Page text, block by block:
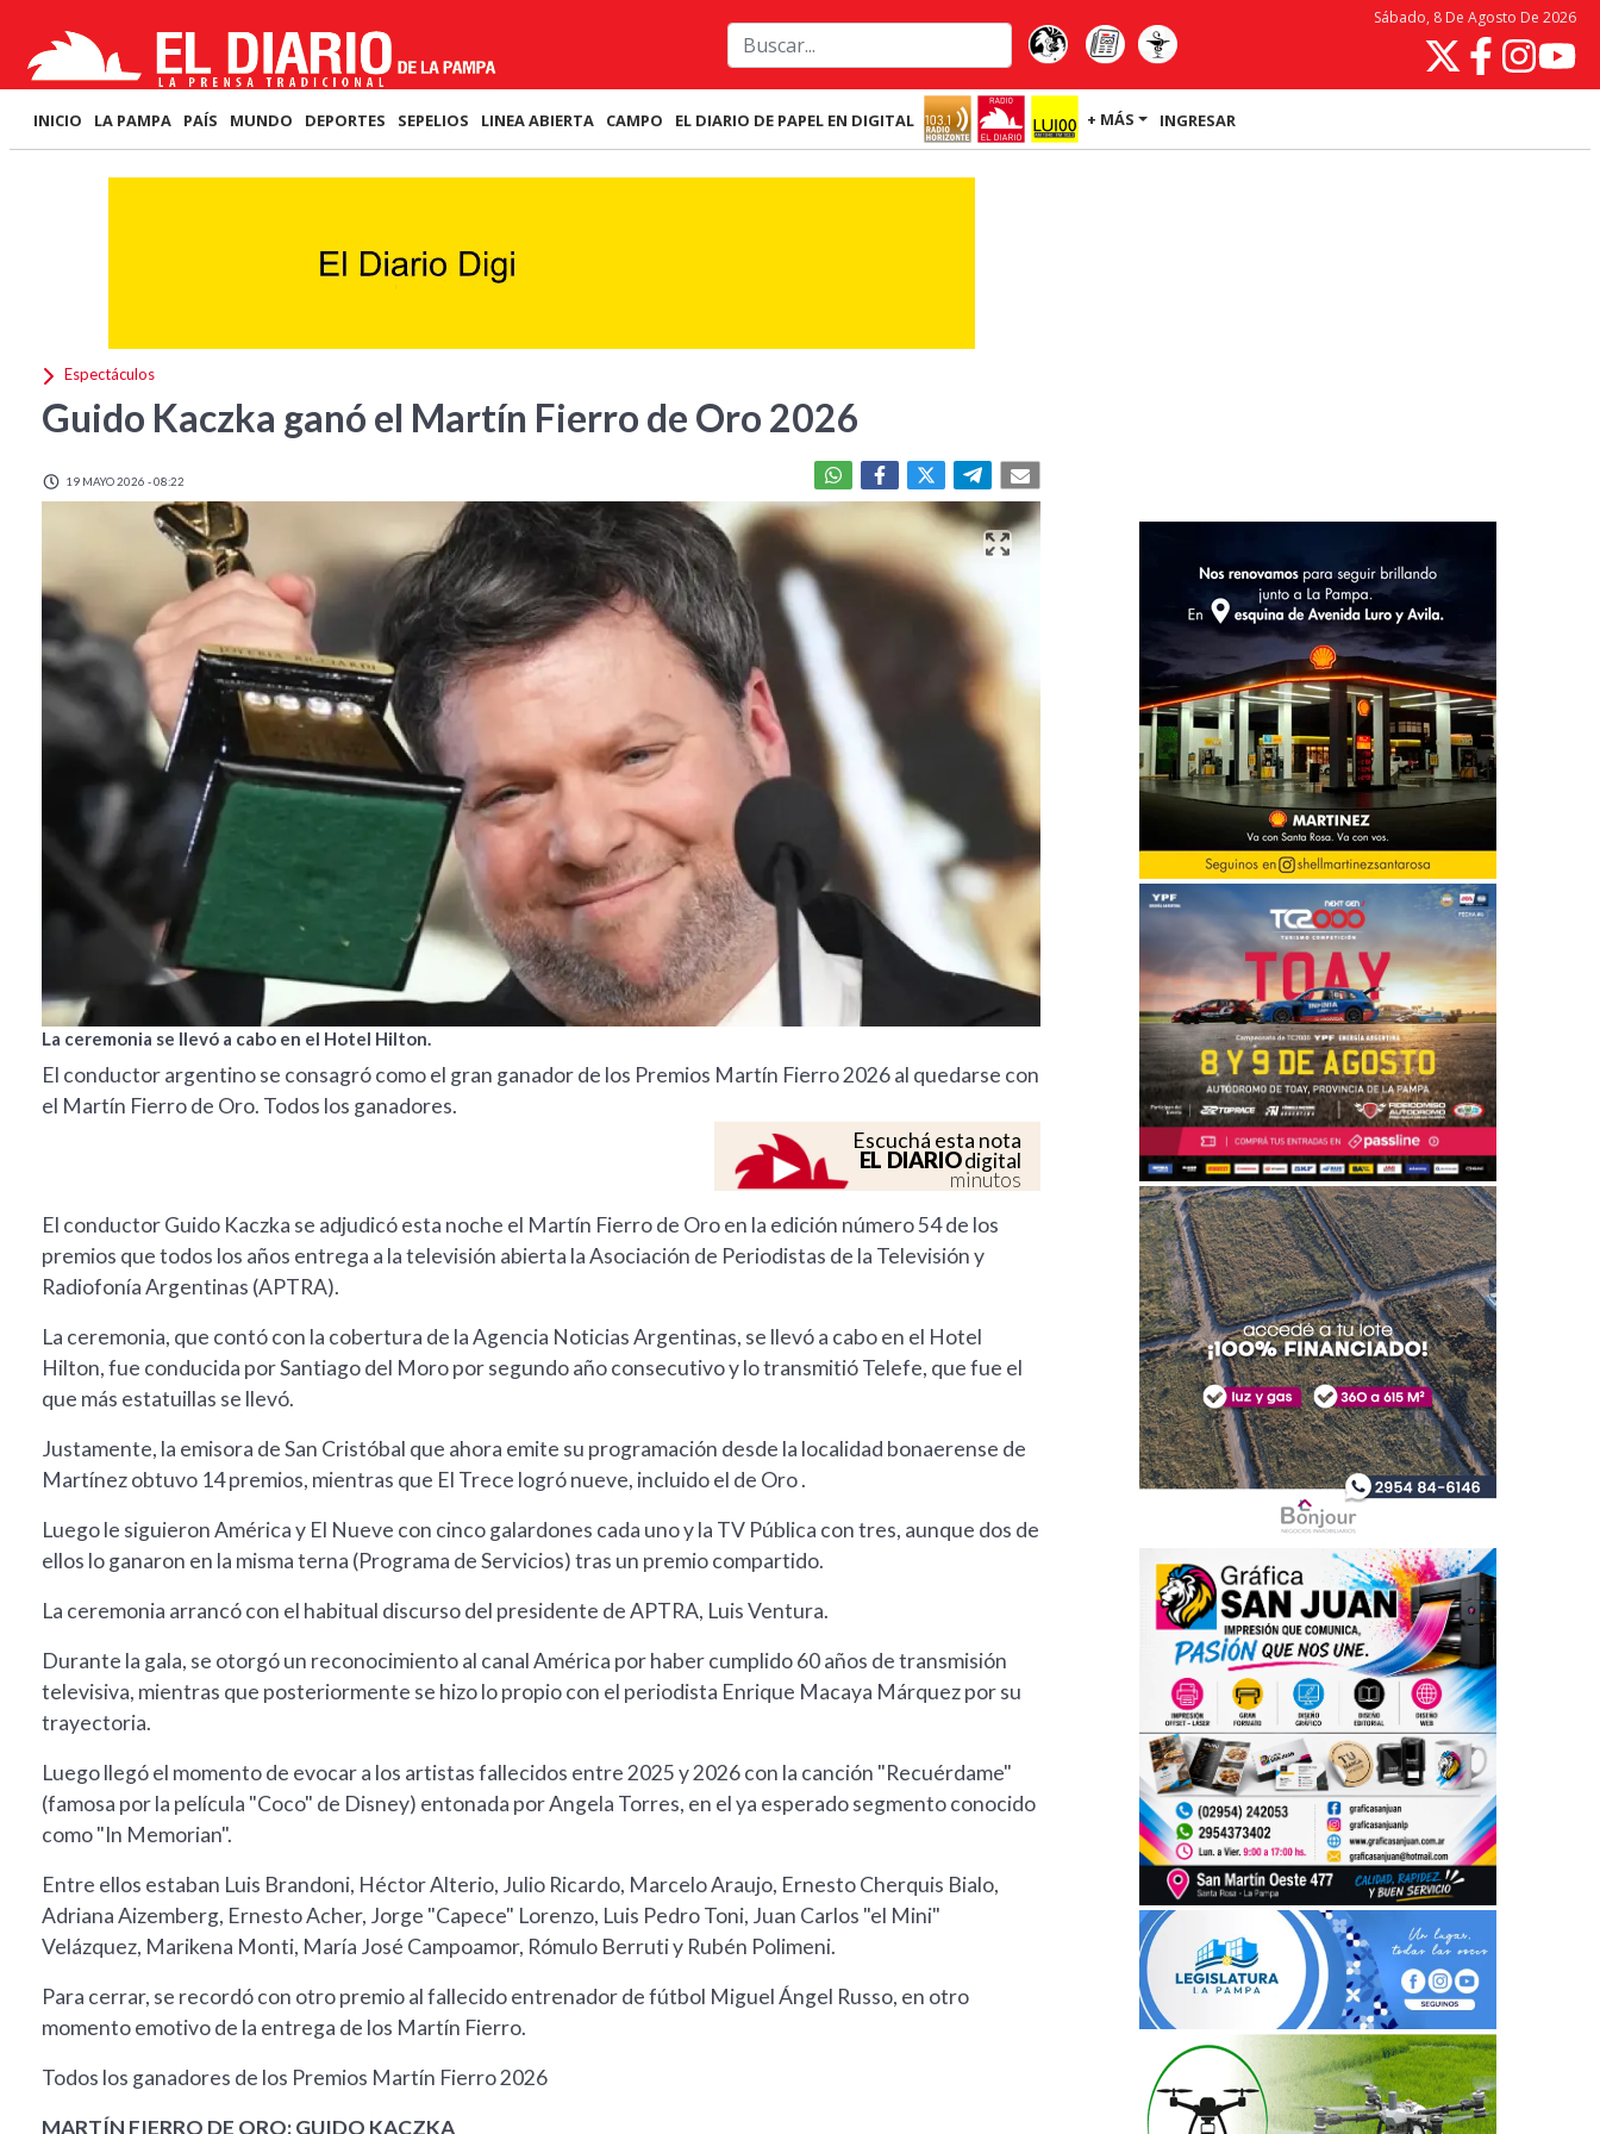
Sábado, 8 De Agosto De 2026
INICIO LA PAMPA PAÍS MUNDO DEPORTES SEPELIOS LINEA ABIERTA CAMPO EL DIARIO DE PAPEL EN DIGITAL + MÁS INGRESAR
Espectáculos
Guido Kaczka ganó el Martín Fierro de Oro 2026
19 MAYO 2026 - 08:22
La ceremonia se llevó a cabo en el Hotel Hilton.
El conductor argentino se consagró como el gran ganador de los Premios Martín Fierro 2026 al quedarse con
el Martín Fierro de Oro. Todos los ganadores.
Escuchá esta nota
EL DIARIOdigital
minutos
El conductor Guido Kaczka se adjudicó esta noche el Martín Fierro de Oro en la edición número 54 de los
premios que todos los años entrega a la televisión abierta la Asociación de Periodistas de la Televisión y
Radiofonía Argentinas (APTRA).
La ceremonia, que contó con la cobertura de la Agencia Noticias Argentinas, se llevó a cabo en el Hotel
Hilton, fue conducida por Santiago del Moro por segundo año consecutivo y lo transmitió Telefe, que fue el
que más estatuillas se llevó.
Justamente, la emisora de San Cristóbal que ahora emite su programación desde la localidad bonaerense de
Martínez obtuvo 14 premios, mientras que El Trece logró nueve, incluido el de Oro .
Luego le siguieron América y El Nueve con cinco galardones cada uno y la TV Pública con tres, aunque dos de
ellos lo ganaron en la misma terna (Programa de Servicios) tras un premio compartido.
La ceremonia arrancó con el habitual discurso del presidente de APTRA, Luis Ventura.
Durante la gala, se otorgó un reconocimiento al canal América por haber cumplido 60 años de transmisión
televisiva, mientras que posteriormente se hizo lo propio con el periodista Enrique Macaya Márquez por su
trayectoria.
Luego llegó el momento de evocar a los artistas fallecidos entre 2025 y 2026 con la canción "Recuérdame"
(famosa por la película "Coco" de Disney) entonada por Angela Torres, en el ya esperado segmento conocido
como "In Memorian".
Entre ellos estaban Luis Brandoni, Héctor Alterio, Julio Ricardo, Marcelo Araujo, Ernesto Cherquis Bialo,
Adriana Aizemberg, Ernesto Acher, Jorge "Capece" Lorenzo, Luis Pedro Toni, Juan Carlos "el Mini"
Velázquez, Marikena Monti, María José Campoamor, Rómulo Berruti y Rubén Polimeni.
Para cerrar, se recordó con otro premio al fallecido entrenador de fútbol Miguel Ángel Russo, en otro
momento emotivo de la entrega de los Martín Fierro.
Todos los ganadores de los Premios Martín Fierro 2026
MARTÍN FIERRO DE ORO: GUIDO KACZKA